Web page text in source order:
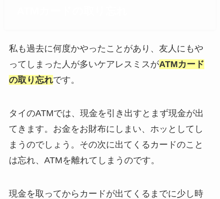
私も過去に何度かやったことがあり、友人にもや
ってしまった人が多いケアレスミスがATMカード
の取り忘れです。
タイのATMでは、現金を引き出すとまず現金が出
てきます。お金をお財布にしまい、ホッとしてし
まうのでしょう。その次に出てくるカードのこと
は忘れ、ATMを離れてしまうのです。
現金を取ってからカードが出てくるまでに少し時